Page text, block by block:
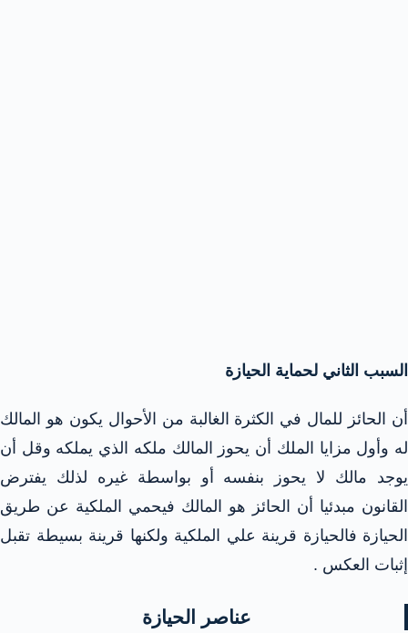
السبب الثاني لحماية الحيازة
أن الحائز للمال في الكثرة الغالبة من الأحوال يكون هو المالك
له وأول مزايا الملك أن يحوز المالك ملكه الذي يملكه وقل أن
يوجد مالك لا يحوز بنفسه أو بواسطة غيره لذلك يفترض
القانون مبدئيا أن الحائز هو المالك فيحمي الملكية عن طريق
الحيازة فالحيازة قرينة علي الملكية ولكنها قرينة بسيطة تقبل
إثبات العكس .
عناصر الحيازة